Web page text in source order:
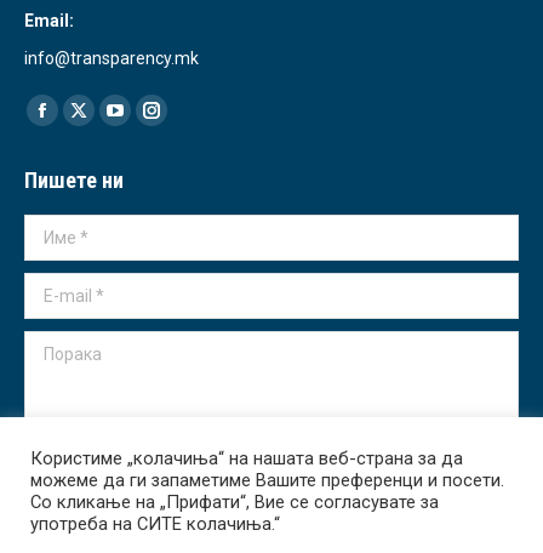
Email:
info@transparency.mk
Find us on:
Facebook
opens
in
new
X
opens
in
YouTube
opens
in
Instagram
in
Пишете ни
Име *
E-mail *
Порака
Испрати
Користиме „колачиња“ на нашата веб-страна за да
можеме да ги запаметиме Вашите преференци и посети.
Со кликање на „Прифати“, Вие се согласувате за
употреба на СИТЕ колачиња.“